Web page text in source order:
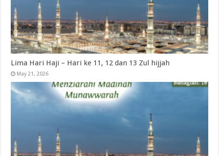
Lima Hari Haji – Hari ke 11, 12 dan 13 Zul hijjah‎
May 21, 2026